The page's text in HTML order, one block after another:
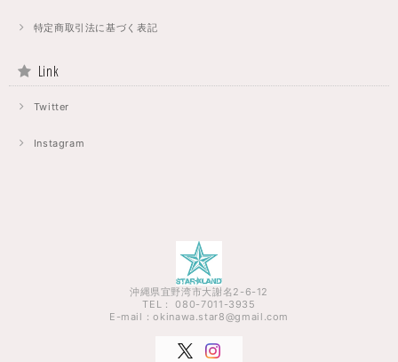
特定商取引法に基づく表記
Link
Twitter
Instagram
沖縄県宜野湾市大謝名2-6-12
TEL： 080-7011-3935
E-mail：okinawa.star8@gmail.com